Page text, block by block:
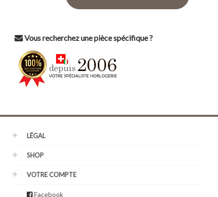
Vous recherchez une pièce spécifique ?
LÉGAL
SHOP
VOTRE COMPTE
Facebook